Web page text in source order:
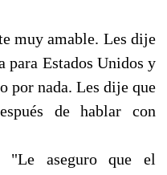
muy amable. Les dije
para Estados Unidos y
por nada. Les dije que
de hablar con
aseguro que el